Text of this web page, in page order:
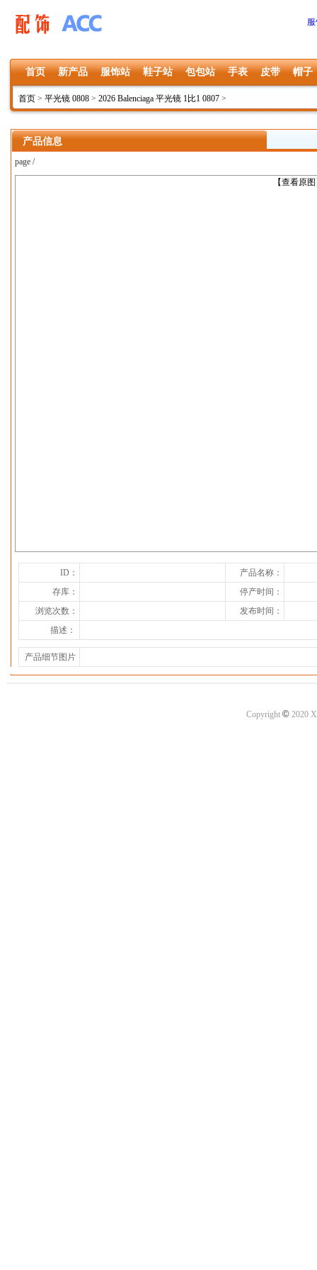
首页 新产品 服饰站 鞋子站 包包站 手表 皮带 帽子
首页 > 平光镜 0808 > 2026 Balenciaga 平光镜 1比1 0807 >
产品信息
page /
【查看原
上一张
ID：
产品名称：
存库：
停产时间：
浏览次数：
发布时间：
描述：
产品细节图片
Copyright ©2020